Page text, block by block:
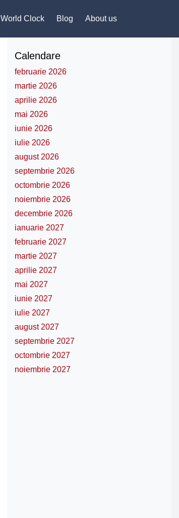
World Clock Blog About us
Calendare
februarie 2026
martie 2026
aprilie 2026
mai 2026
iunie 2026
iulie 2026
august 2026
septembrie 2026
octombrie 2026
noiembrie 2026
decembrie 2026
ianuarie 2027
februarie 2027
martie 2027
aprilie 2027
mai 2027
iunie 2027
iulie 2027
august 2027
septembrie 2027
octombrie 2027
noiembrie 2027